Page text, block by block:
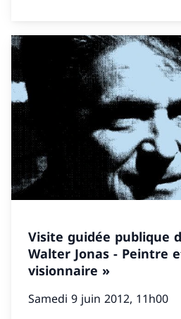
Visite guidée publique
Walter Jonas - Peintre
visionnaire »
Samedi 9 juin 2012, 11h00